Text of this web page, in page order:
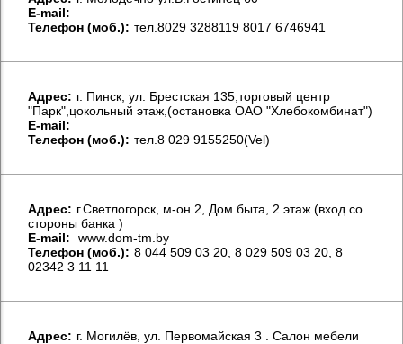
E-mail:
Телефон (моб.): тел.8029 3288119 8017 6746941
Aдрес: г. Пинск, ул. Брестская 135,торговый центр
"Парк",цокольный этаж,(остановка ОАО "Хлебокомбинат")
E-mail:
Телефон (моб.): тел.8 029 9155250(Vel)
Aдрес: г.Светлогорск, м-он 2, Дом быта, 2 этаж (вход со
стороны банка )
E-mail:
www.dom-tm.by
Телефон (моб.): 8 044 509 03 20, 8 029 509 03 20, 8
02342 3 11 11
Aдрес: г. Могилёв, ул. Первомайская 3 . Салон мебели